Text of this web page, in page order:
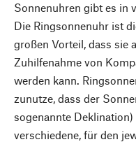
Sonnenuhren gibt es in
Die Ringsonnenuhr ist
großen Vorteil, dass sie
Zuhilfenahme von
werden kann.
zunutze, dass der
sogenannte
verschiedene, für den